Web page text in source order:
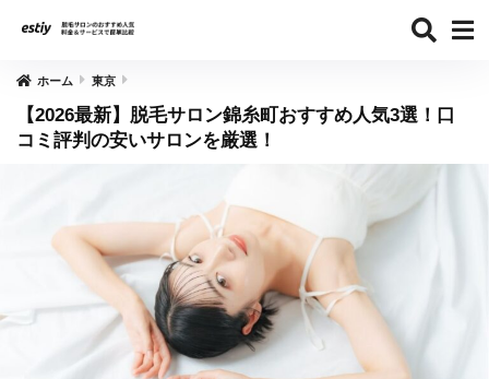
ホーム 東京
【2026最新】脱毛サロン錦糸町おすすめ人気3選！口
コミ評判の安いサロンを厳選！